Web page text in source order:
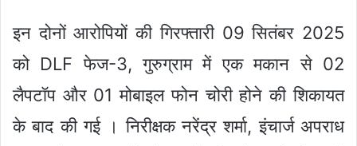
इन दोनों आरोपियों की गिरफ्तारी 09 सितंबर 2025
को DLF फेज-3, गुरुग्राम में एक मकान से 02
लैपटॉप और 01 मोबाइल फोन चोरी होने की शिकायत
के बाद की गई । निरीक्षक नरेंद्र शर्मा, इंचार्ज अपराध